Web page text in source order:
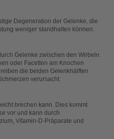
Degeneration der Gelenke, die
weniger standhalten können.
Gelenke zwischen den Wirbeln
oder Facetten am Knochen
die beiden Gelenkhälften
verursacht.
brechen kann. Dies kommt
vor und kann durch
Vitamin-D-Präparate und